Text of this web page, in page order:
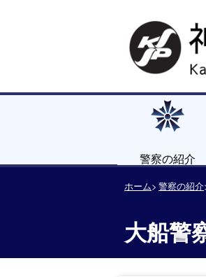
警察の紹介
ホーム 警察の紹介
大船警